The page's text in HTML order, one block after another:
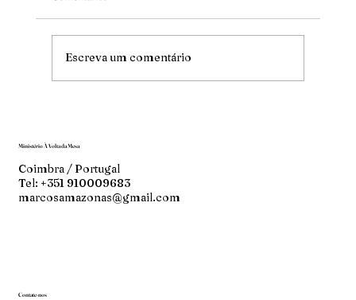
Mude
Escreva um comentário
Ministério À Volta da Mesa
Coimbra / Portugal
Tel: +351 910009683
marcosamazonas@gmail.com
Contate-nos